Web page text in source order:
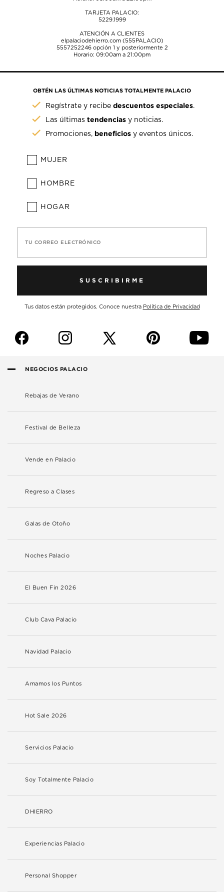
TARJETA PALACIO:
5229.1999
ATENCIÓN A CLIENTES
elpalaciodehierro.com (555PALACIO)
5557252246opción 1 y posteriormente 2
Horario: 09:00am a 21:00pm
OBTÉN LAS ÚLTIMAS NOTICIAS TOTALMENTE PALACIO
Regístrate y recibedescuentos especiales.
Las últimastendencias y noticias.
Promociones, beneficios y eventos únicos.
MUJER
HOMBRE
HOGAR
TU CORREO ELECTRÓNICO
SUSCRIBIRME
Tus datos están protegidos. Conoce nuestra Política de Privacidad
f i p y
NEGOCIOS PALACIO
Rebajas de Verano
Festival de Belleza
Vende en Palacio
Regreso a Clases
Galas de Otoño
Noches Palacio
El Buen Fin 2026
Club Cava Palacio
Navidad Palacio
Amamos los Puntos
Hot Sale 2026
Servicios Palacio
Soy Totalmente Palacio
DHIERRO
Experiencias Palacio
Personal Shopper